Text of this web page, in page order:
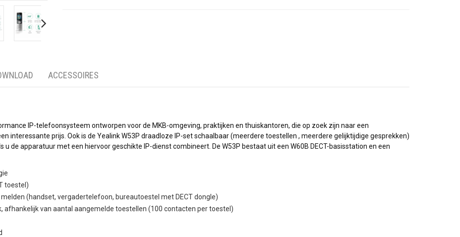
ACCESSOIRES
IP-telefoonsysteem ontworpen voor de MKB-omgeving, praktijken en thuiskantoren, die op zoek zijn naar een
interessante prijs. Ook is de Yealink W53P draadloze IP-set schaalbaar (meerdere toestellen , meerdere gelijktijdige gesprekken)
de apparatuur met een hiervoor geschikte IP-dienst combineert. De W53P bestaat uit een W60B DECT-basisstation en een
toestel)
(handset, vergadertelefoon, bureautoestel met DECT dongle)
afhankelijk van aantal aangemelde toestellen (100 contacten per toestel)